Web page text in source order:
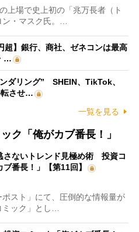
上場で史上初の「兆万長者（ト
ン・マスク氏。…
超】銀行、商社、ゼネコンは最高
…
ダリング” SHEIN、TikTok、
させ…
一覧を見る
ク「俺がカブ番長！」
さないトレンド見極め術 投資コ
ブ番長！」【第11回】
スト」にて、圧倒的な情報量が
ミック」とし…